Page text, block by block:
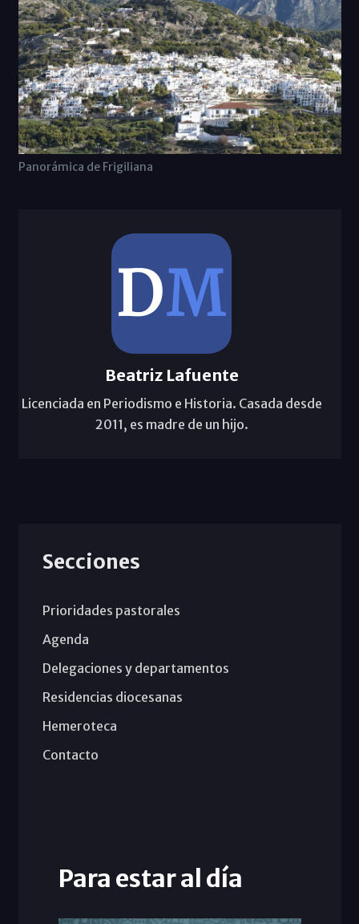
Panorámica de Frigiliana
Beatriz Lafuente
Licenciada en Periodismo e Historia. Casada desde
2011, es madre de un hijo.
Secciones
Prioridades pastorales
Agenda
Delegaciones y departamentos
Residencias diocesanas
Hemeroteca
Contacto
Para estar al día